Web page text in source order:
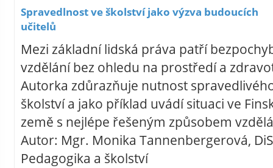
Spravedlnost ve školství jako výzva budoucích
učitelů
Mezi základní lidská práva patří
vzdělání bez ohledu na prostředí a
Autorka zdůrazňuje nutnost
školství a jako příklad uvádí situaci ve
země s nejlépe řešeným způsobem
Autor: Mgr. Monika Tannenbergerová,
Pedagogika a školství